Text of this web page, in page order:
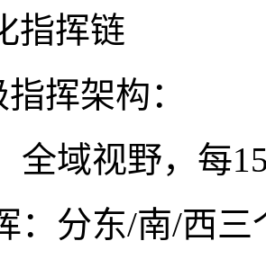
指挥链
挥架构：
全域视野，每
：分东/南/西三